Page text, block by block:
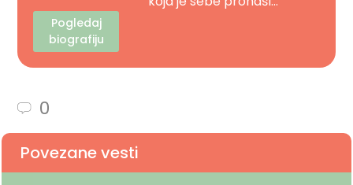
Pogledaj
biografiju
0
Povezane vesti